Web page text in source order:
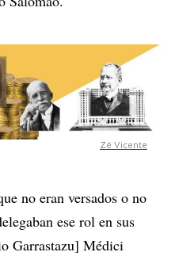
Zé Vicente
no eran versados o no
ese rol en sus
Garrastazu] Médici